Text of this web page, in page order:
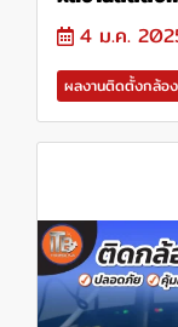
4 ม.ค.
ผลงานติดตั้งกล้อ